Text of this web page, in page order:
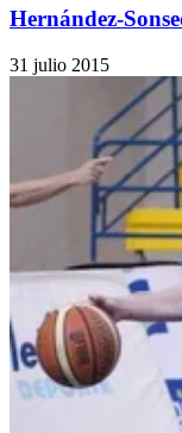
Hernández-
31 julio 2015